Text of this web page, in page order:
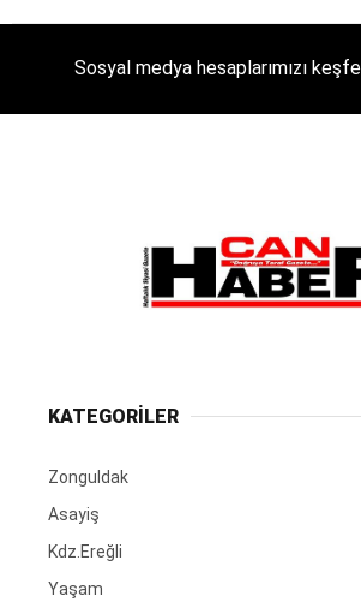
Sosyal medya hesaplarımızı
KATEGORİLER
Zonguldak
Asayiş
Kdz.Ereğli
Yaşam